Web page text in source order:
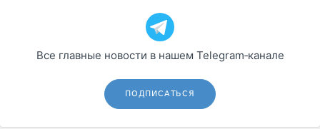
Все главные новости в нашем Telegram‑канале
ПОДПИСАТЬСЯ